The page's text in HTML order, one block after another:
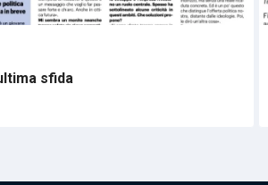
sfida